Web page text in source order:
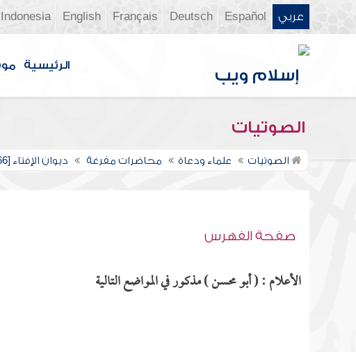
عربي Español
Deutsch
Français
English
Indonesia
الرئيسية
الصوتيات
الصوتيات علماء ودعاة محاضرات مفرغة ديوان الإفتاء [566]
صفحة الفهرس
الأعلام : ( أبو محسن ) مذكور في المواضع التالية